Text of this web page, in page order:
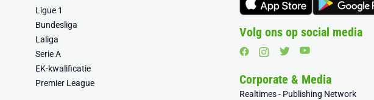
Ligue 1
Bundesliga
Laliga
Serie A
EK-kwalificatie
Premier League
Volg ons op social media
Corporate & Media
Realtimes - Publishing Network